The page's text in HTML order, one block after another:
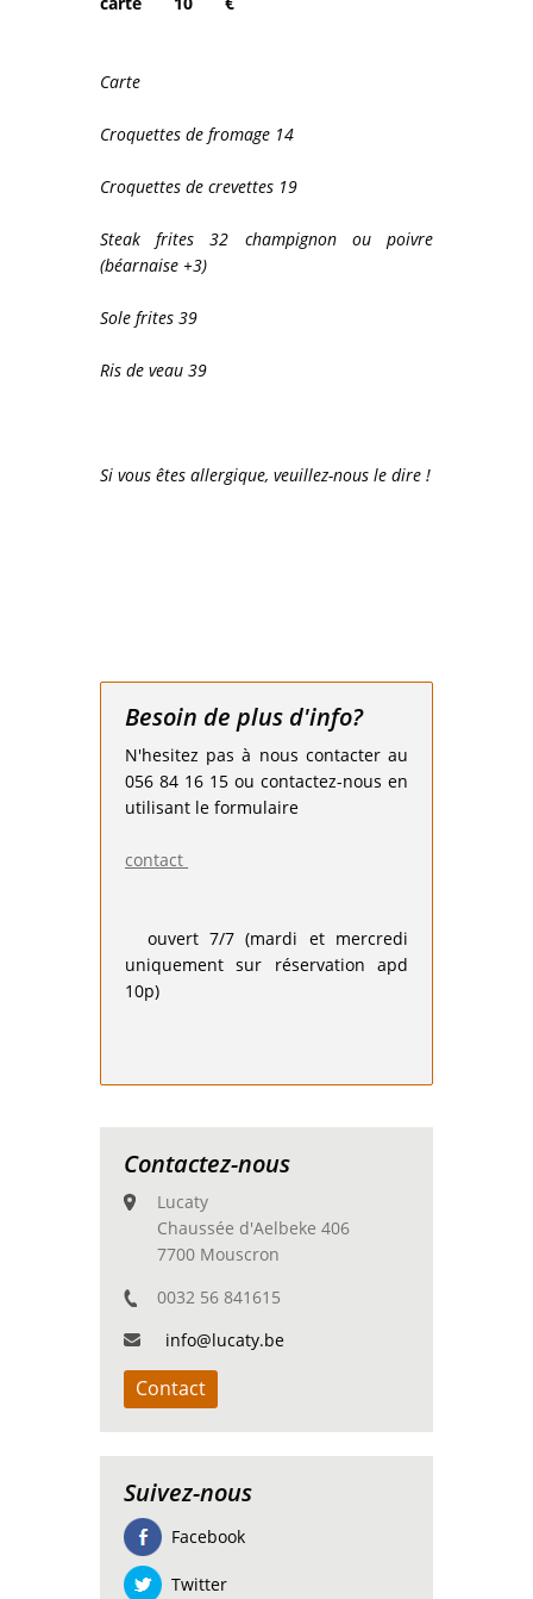
Carte
Croquettes de fromage 14
Croquettes de crevettes 19
Steak frites 32 champignon ou poivre
(béarnaise +3)
Sole frites 39
Ris de veau 39
Si vous êtes allergique, veuillez-nous le dire !
Besoin de plus d'info?
N'hesitez pas à nous contacter au
056 84 16 15 ou contactez-nous en
utilisant le formulaire
contact
ouvert 7/7 (mardi et mercredi
uniquement sur réservation apd
10p)
Contactez-nous
Lucaty
Chaussée d'Aelbeke 406
7700 Mouscron
0032 56 841615
info@lucaty.be
Contact
Suivez-nous
Facebook
Twitter